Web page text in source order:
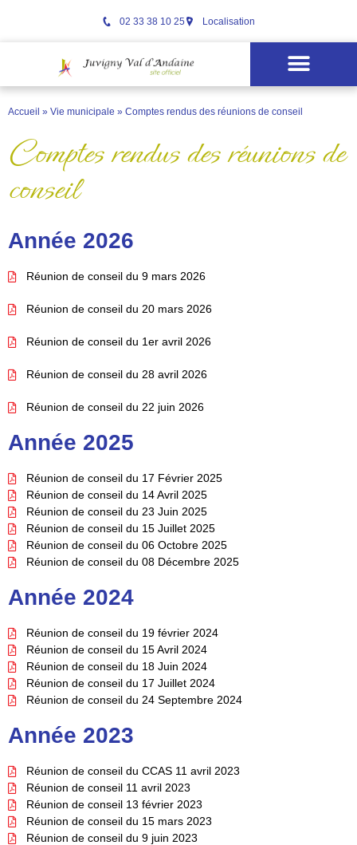
02 33 38 10 25 Localisation
Accueil » Vie municipale » Comptes rendus des réunions de conseil
Comptes rendus des réunions de
conseil
Année 2026
Réunion de conseil du 9 mars 2026
Réunion de conseil du 20 mars 2026
Réunion de conseil du 1er avril 2026
Réunion de conseil du 28 avril 2026
Réunion de conseil du 22 juin 2026
Année 2025
Réunion de conseil du 17 Février 2025
Réunion de conseil du 14 Avril 2025
Réunion de conseil du 23 Juin 2025
Réunion de conseil du 15 Juillet 2025
Réunion de conseil du 06 Octobre 2025
Réunion de conseil du 08 Décembre 2025
Année 2024
Réunion de conseil du 19 février 2024
Réunion de conseil du 15 Avril 2024
Réunion de conseil du 18 Juin 2024
Réunion de conseil du 17 Juillet 2024
Réunion de conseil du 24 Septembre 2024
Année 2023
Réunion de conseil du CCAS 11 avril 2023
Réunion de conseil 11 avril 2023
Réunion de conseil 13 février 2023
Réunion de conseil du 15 mars 2023
Réunion de conseil du 9 juin 2023